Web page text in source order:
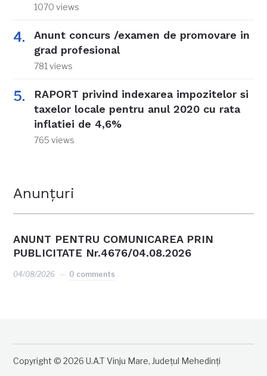
1070 views
Anunt concurs /examen de promovare in
grad profesional
781 views
RAPORT privind indexarea impozitelor si
taxelor locale pentru anul 2020 cu rata
inflatiei de 4,6%
765 views
Anunțuri
ANUNT PENTRU COMUNICAREA PRIN
PUBLICITATE Nr.4676/04.08.2026
04/08/2026 0 comments
Copyright © 2026 U.A.T Vinju Mare, Județul Mehedinți